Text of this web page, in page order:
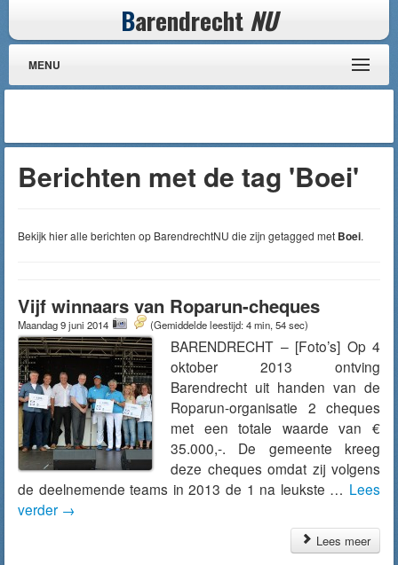
Barendrecht NU
MENU
Berichten met de tag 'Boei'
Bekijk hier alle berichten op BarendrechtNU die zijn getagged met Boei.
Vijf winnaars van Roparun-cheques
Maandag 9 juni 2014 (Gemiddelde leestijd: 4 min, 54 sec)
BARENDRECHT – [Foto’s] Op 4
oktober 2013 ontving
Barendrecht uit handen van de
Roparun-organisatie 2 cheques
met een totale waarde van €
35.000,-. De gemeente kreeg
deze cheques omdat zij volgens
de deelnemende teams in 2013 de 1 na leukste … Lees
verder →
Lees meer